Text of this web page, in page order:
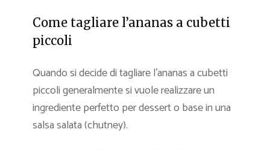
Come tagliare l’ananas a cubetti
piccoli
Quando si decide di tagliare l’ananas a cubetti
piccoli generalmente si vuole realizzare un
ingrediente perfetto per dessert o base in una
salsa salata (chutney).